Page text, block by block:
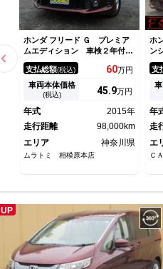
ホンダ フリード Ｇ プレミア
ムエディション 車検２年付
き 後期型 ６人 １オーナ
ー メモリナビ バックカメ
ラ ＥＴＣ 両側電動スライド
ドア ＨＩＤオートヘッドライ
ューロ１４インチアルミホイー
ル クルーズコントロール
支払総額(税込) 60万円
車両本体価格
(税込) 45.9万円
年式
2015年
走行距離
98,000km
エリア
神奈川県
ムラトミ 相模原本店
ホ
ン
両
ダ
ッ
ビ
イ
イ
支
年
走
エ
Ｃ
UP